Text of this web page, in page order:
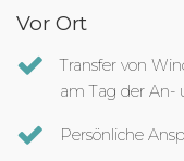
Vor Ort
Transfer von
am Tag der An-
Persönliche